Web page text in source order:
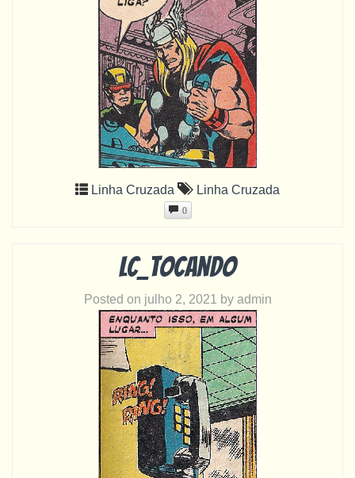
Linha Cruzada Linha Cruzada
0
LC_tocando
Posted on julho 2, 2021 by admin